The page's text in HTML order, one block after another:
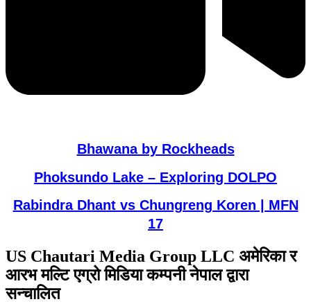
Bhawana by Rockheads
Phoksundo Lake – Exploring DOLPO
Rabindra Dhant vs Chungreng Koren | MFN
17
US Chautari Media Group LLC अमेरिका र
आरभ मल्टि एग्रो मिडिया कम्पनी नेपाल द्वारा
सन्चालित